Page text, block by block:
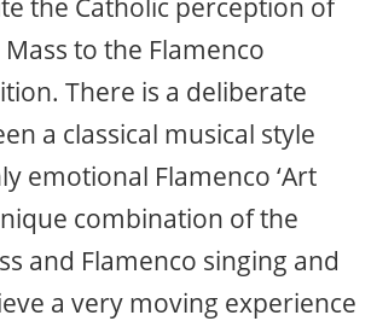
the Catholic perception of
to the Flamenco
There is a deliberate
a classical musical style
emotional Flamenco ‘Art
combination of the
and Flamenco singing and
a very moving experience